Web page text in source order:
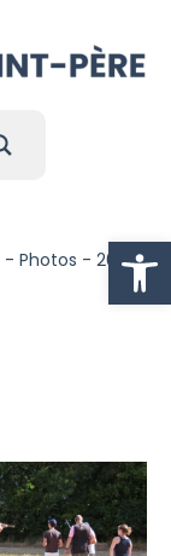
Ouvrir
- Photos - 2016-